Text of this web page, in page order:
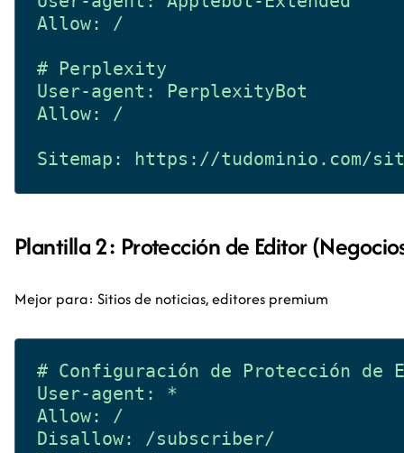
Allow: /
# Perplexity
User-agent: PerplexityBot
Allow: /
Plantilla 2: Protección de Editor
Mejor para: Sitios de noticias, editores premium
# Configuración de Protección de
User-agent: *
Allow: /
Disallow: /subscriber/